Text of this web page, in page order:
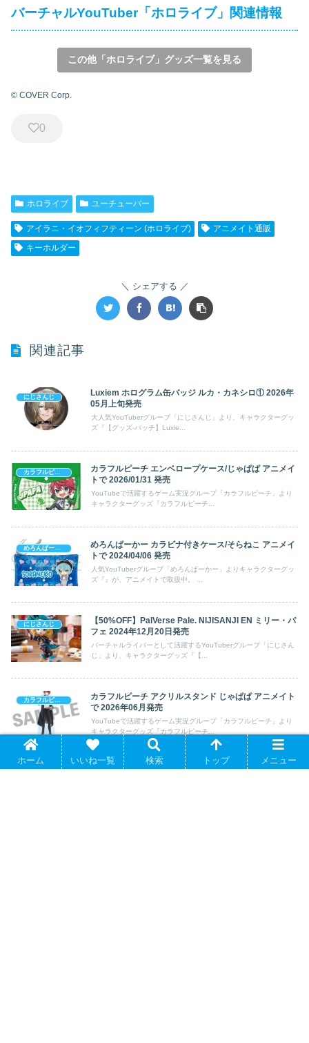
バーチャルYouTuber「ホロライブ」関連情報
この他「ホロライブ」グッズ一覧を見る
© COVER Corp.
0
ホロライブ ユーチューバー
アイラニ・イオフィフティーン (ホロライブ)
アニメイト通販
キーホルダー
シェアする
関連記事
にじさんじ
Luxiem ホログラム缶バッジ ルカ・カネシロ① 2026年
05月上旬発売
大人気YouTuberグループ「にじさんじ」より、キャラクターグッ
ズ『【グッズ-バッチ】Luxie...
カラフルピーチ
カラフルピーチ エンベロープケース/じゃぱぱ アニメイ
トで 2026/01/31 発売
YouTubeで活躍するゲーム実況グループ「カラフルピーチ」より
キャラクターグッズ『カラフルピーチ...
めろんぱーかー
めろんぱーかー カラビナ付きケース/そらねこ アニメイ
トで 2024/04/06 発売
人気YouTuberグループ「めろんぱーかー」よりキャラクターグッ
ズ『』が、アニメイトで取扱中。 ...
にじさんじ
【50%OFF】PalVerse Pale. NIJISANJI EN ミリー・パ
フェ 2024年12月20日発売
バーチャルライバーとして活躍するYouTuberグループ「にじさん
じ」より、キャラクターグッズ『【...
カラフルピーチ
カラフルピーチ アクリルスタンド じゃぱぱ アニメイト
で 2026年06月発売
YouTubeで活躍するゲーム実況グループ「カラフルピーチ」より
キャラクターグッズ『カラフルピーチ...
ホーム いいね一覧 検索 トップ メニュー